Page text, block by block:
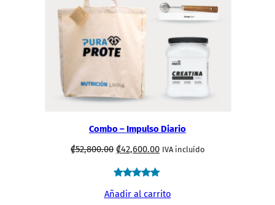
Combo – Impulso Diario
₡52,800.00 El
original
era:
₡42,600.00El
es:
IVA incluído
5.00
Añadir al carrito